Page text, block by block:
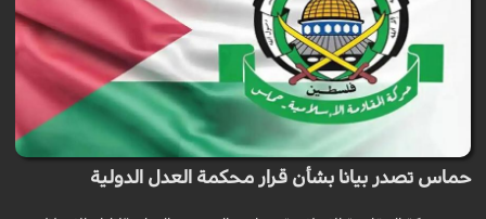
حماس تصدر بيانا بشأن قرار محكمة العدل الدولية